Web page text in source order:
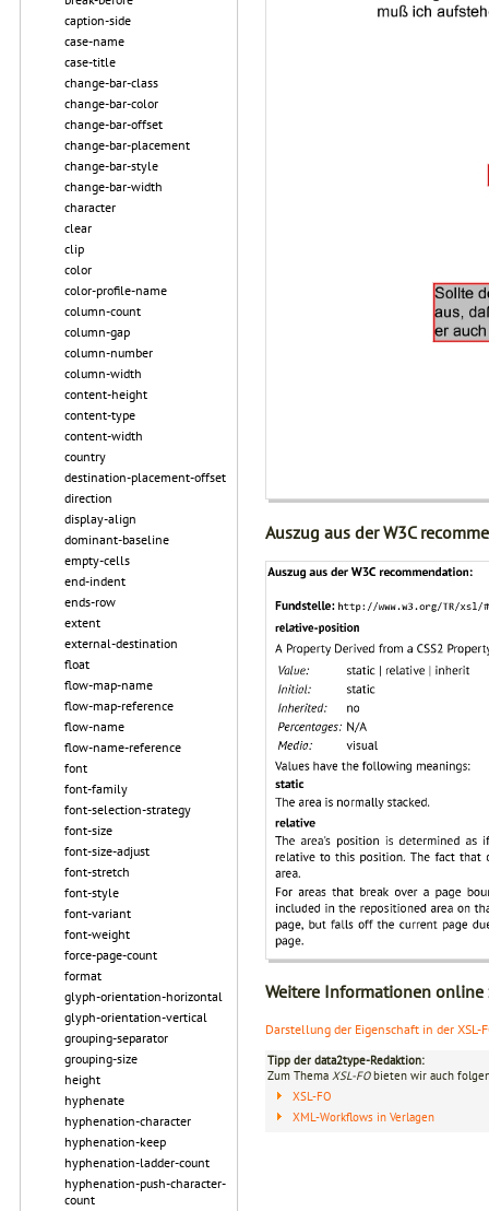
caption-side
case-name
case-title
change-bar-class
change-bar-color
change-bar-offset
change-bar-placement
change-bar-style
change-bar-width
character
clear
clip
color
color-profile-name
column-count
column-gap
column-number
column-width
content-height
content-type
content-width
country
destination-placement-offset
direction
display-align
dominant-baseline
empty-cells
end-indent
ends-row
extent
external-destination
float
flow-map-name
flow-map-reference
flow-name
flow-name-reference
font
font-family
font-selection-strategy
font-size
font-size-adjust
font-stretch
font-style
font-variant
font-weight
force-page-count
format
glyph-orientation-horizontal
glyph-orientation-vertical
grouping-separator
grouping-size
height
hyphenate
hyphenation-character
hyphenation-keep
hyphenation-ladder-count
hyphenation-push-character-
count
Auszug aus der W3C
Weitere Informationen online
Darstellung der Eigenschaft in der XSL-
Tipp der data2type-Redaktion:
Zum Thema XSL-FObieten wir auch
XSL-FO
XML-Workflows in Verlagen